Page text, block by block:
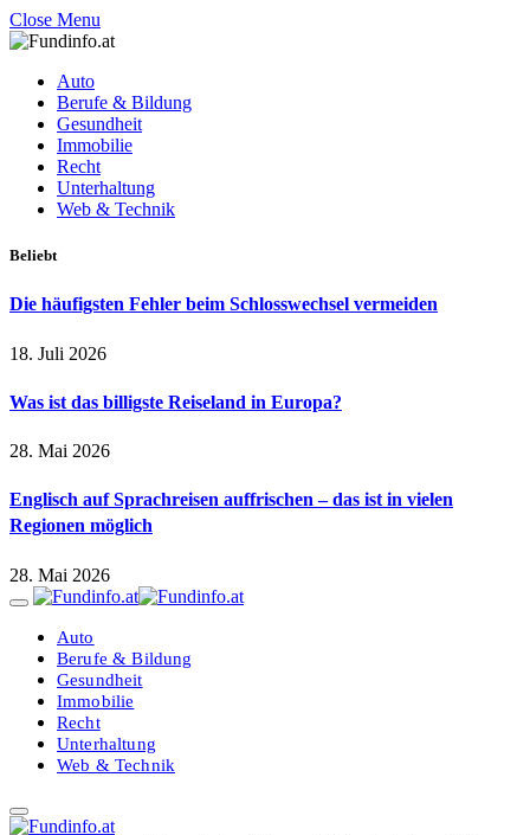
Close Menu
Auto
Berufe & Bildung
Gesundheit
Immobilie
Recht
Unterhaltung
Web & Technik
Beliebt
Die häufigsten Fehler beim Schlosswechsel vermeiden
18. Juli 2026
Was ist das billigste Reiseland in Europa?
28. Mai 2026
Englisch auf Sprachreisen auffrischen – das ist in vielen
Regionen möglich
28. Mai 2026
Auto
Berufe & Bildung
Gesundheit
Immobilie
Recht
Unterhaltung
Web & Technik